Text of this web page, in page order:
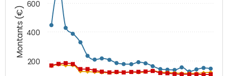
Montants (€)
200
400
600